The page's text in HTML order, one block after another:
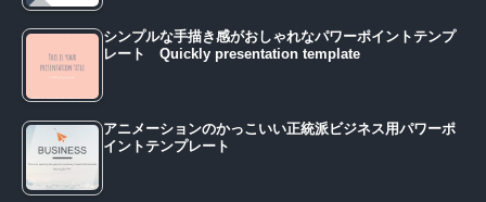
シンプルな手描き感がおしゃれなパワーポイントテンプ
レート Quickly presentation template
アニメーションのかっこいい正統派ビジネス用パワーポ
イントテンプレート